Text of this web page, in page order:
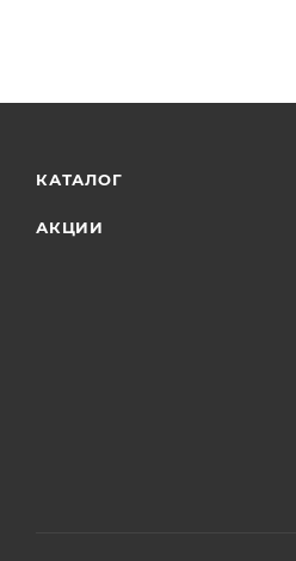
КАТАЛОГ
АКЦИИ